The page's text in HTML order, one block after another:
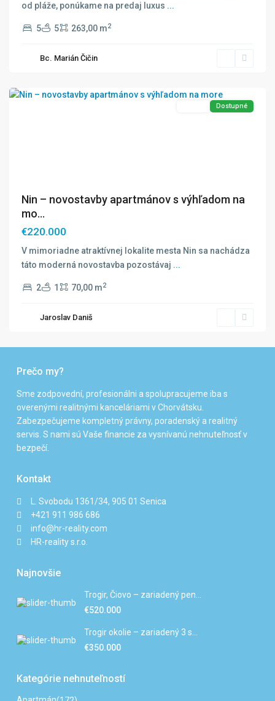
od pláže, ponúkame na predaj luxus ...
5 5 263,00 m2
Bc. Marián Čičin
Dostupné
Nin – novostavby apartmánov s výhľadom na
mo...
€220.000
V mimoriadne atraktívnej lokalite mesta Nin sa nachádza
táto moderná novostavba pozostávaj ...
2 1 70,00 m2
Jaroslav Daniš
Prečo my?
Sme zodpovední, profesionálni a spolupracujeme iba s
overenými realitnými kanceláriami v Chorvátsku.
Zabezpečujeme kompletný právny, poradenský a realitný
servis. S nami sú Vaše financie za vysnívanú nehnuteľnosť v
bezpečí.
Kontakt
L. Svobodu 1361/34, 905 01 Senica
+421 911 986 686
info@hr-reality.com
HR-reality s.r.o.
Najnovšie
Trogir, Čiovo – zariadený pen...
€520.000
Trogir okolie – zariadený 3 s...
€350.000
Kategórie nehnuteľností